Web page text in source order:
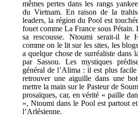
mêmes pertes dans les rangs
du Vietnam. En raison de la
leaders, la région du Pool est
fouet comme La France sous Pétain.
sa rescousse. Ntoumi serait-il
comme on le lit sur les sites, les
a quelque chose de surréaliste dans
par Sassou. Les mystiques
général de l’Alima : il est plus
retrouver une aiguille dans une
mettre la main sur le Pasteur de
prosaïques, car, en vérité « paille
», Ntoumi dans le Pool est partout
l’Arlésienne.